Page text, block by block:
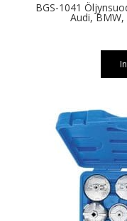
BGS-1041
Audi,